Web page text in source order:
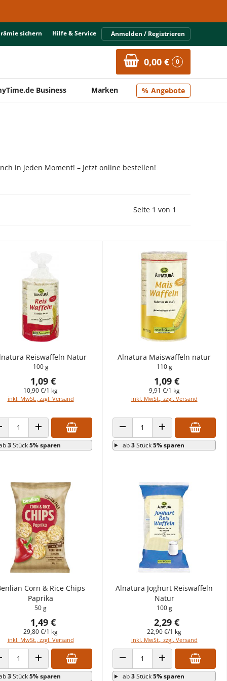
sichern Hilfe & Service Anmelden / Registrieren
0,00 € 0
Business Marken Angebote
in jeden Moment! – Jetzt online bestellen!
Vorherige Seite
Seite 1 von 1
Reiswaffeln Natur
100 g
1,09 €
10,90 €/1 kg
inkl. MwSt., zzgl. Versand
VERRINGERN
ANZAHL ERHÖHEN
3Stück5% sparen
Alnatura Maiswaffeln natur
110 g
1,09 €
9,91 €/1 kg
inkl. MwSt., zzgl. Versand
ANZAHL VERRINGERNANZAHL ERHÖHEN
ab3Stück5% sparen
Corn & Rice Chips
Paprika
50 g
1,49 €
29,80 €/1 kg
inkl. MwSt., zzgl. Versand
VERRINGERN
ANZAHL ERHÖHEN
3Stück5% sparen
Alnatura Joghurt Reiswaffeln
Natur
100 g
2,29 €
22,90 €/1 kg
inkl. MwSt., zzgl. Versand
ANZAHL VERRINGERNANZAHL ERHÖHEN
ab3Stück5% sparen